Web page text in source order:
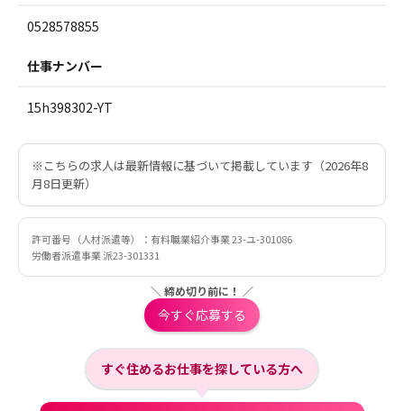
0528578855
仕事ナンバー
15h398302-YT
※こちらの求人は最新情報に基づいて掲載しています（2026年8
月8日更新）
許可番号（人材派遣等）：有料職業紹介事業 23-ユ-301086
労働者派遣事業 派23-301331
＼ 締め切り前に！ ／
今すぐ応募する
すぐ住めるお仕事を探している方へ